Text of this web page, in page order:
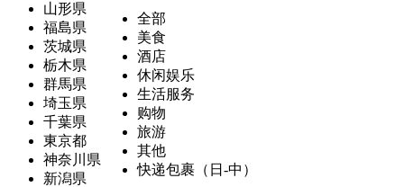
山形県
福島県
茨城県
栃木県
群馬県
埼玉県
千葉県
東京都
神奈川県
新潟県
全部
美食
酒店
休闲娱乐
生活服务
购物
旅游
其他
快递包裹（日-中）